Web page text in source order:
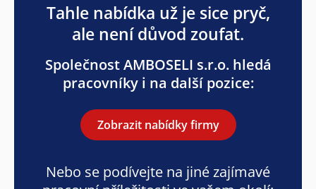
Tahle nabídka už je sice pryč,
ale není důvod zoufat.
Společnost AMBOSELI s.r.o. hledá
pracovníky i na další pozice:
Zobrazit nabídky firmy
Nebo se podívejte na jiné zajímavé